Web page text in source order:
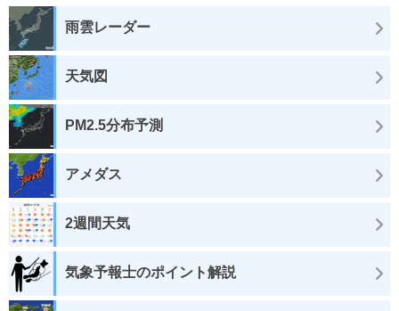
雨雲レーダー
天気図
PM2.5分布予測
アメダス
2週間天気
気象予報士のポイント解説